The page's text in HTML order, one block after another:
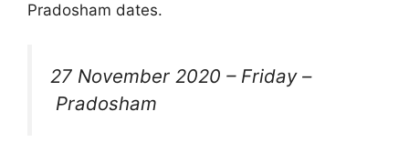
Pradosham dates.
27 November 2020 – Friday –
Pradosham